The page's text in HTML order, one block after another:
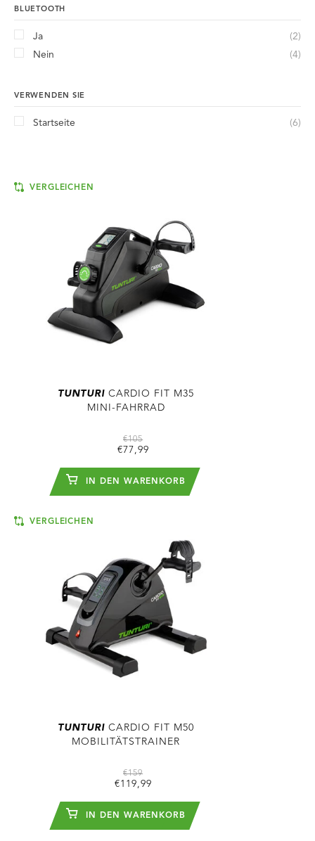
BLUETOOTH
Ja
(2)
Nein
(4)
VERWENDEN SIE
Startseite (6)
VERGLEICHEN
TUNTURI CARDIO FIT M35
MINI-FAHRRAD
€105
€77,99
IN DEN WARENKORB
VERGLEICHEN
TUNTURI CARDIO FIT M50
MOBILITÄTSTRAINER
€159
€119,99
IN DEN WARENKORB